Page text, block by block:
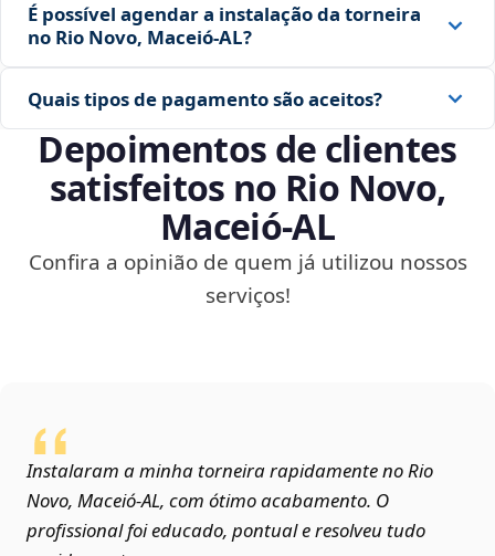
É possível agendar a instalação da torneira
no Rio Novo, Maceió‑AL?
Quais tipos de pagamento são aceitos?
Depoimentos de clientes
satisfeitos no Rio Novo,
Maceió‑AL
Confira a opinião de quem já utilizou nossos
serviços!
Instalaram a minha torneira rapidamente no Rio
Novo, Maceió‑AL, com ótimo acabamento. O
profissional foi educado, pontual e resolveu tudo